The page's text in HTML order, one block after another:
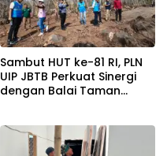
Sambut HUT ke-81 RI, PLN
UIP JBTB Perkuat Sinergi
dengan Balai Taman
SUTET 500 kV Paiton–
Watudodol/Kalipuro